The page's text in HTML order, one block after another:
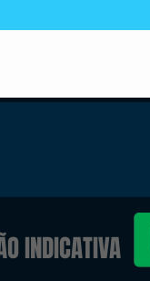
INDICATIVA